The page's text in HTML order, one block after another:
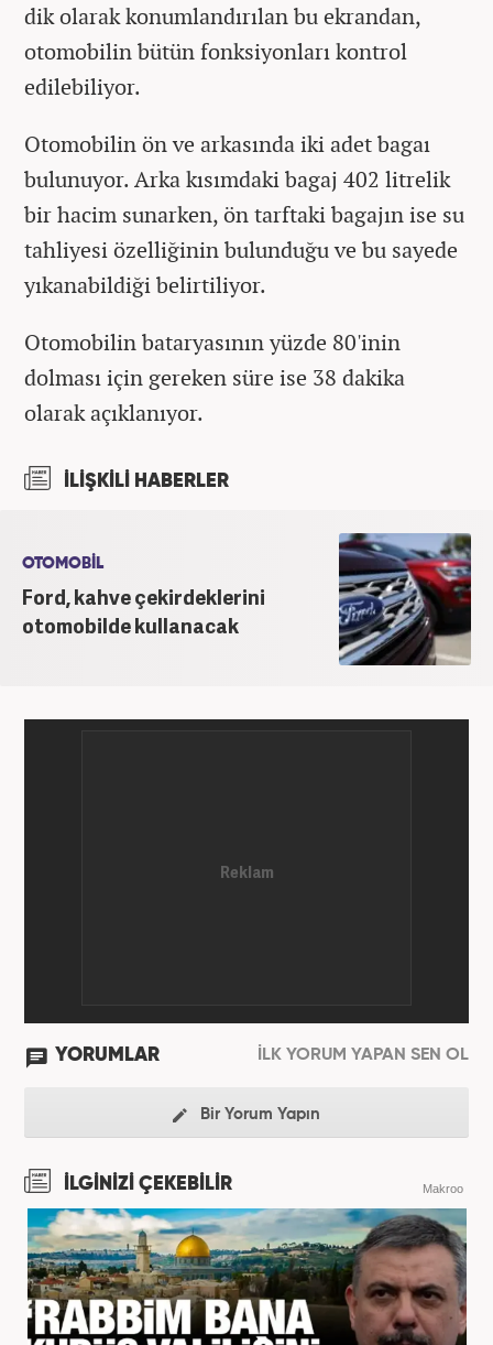
dik olarak konumlandırılan bu ekrandan,
otomobilin bütün fonksiyonları kontrol
edilebiliyor.
Otomobilin ön ve arkasında iki adet bagaı
bulunuyor. Arka kısımdaki bagaj 402 litrelik
bir hacim sunarken, ön tarftaki bagajın ise su
tahliyesi özelliğinin bulunduğu ve bu sayede
yıkanabildiği belirtiliyor.
Otomobilin bataryasının yüzde 80'inin
dolması için gereken süre ise 38 dakika
olarak açıklanıyor.
İLİŞKİLİ HABERLER
OTOMOBİL
Ford, kahve çekirdeklerini
otomobilde kullanacak
YORUMLAR İLK YORUM YAPAN SEN OL
Bir Yorum Yapın
İLGİNİZİ ÇEKEBİLİR Makroo